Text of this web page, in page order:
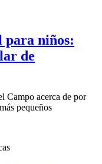
para niños:
de
Campo acerca de por
pequeños